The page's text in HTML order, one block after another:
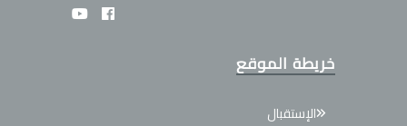
خريطة الموقع
الإستقبال